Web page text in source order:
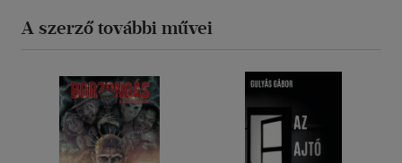
A szerző további művei